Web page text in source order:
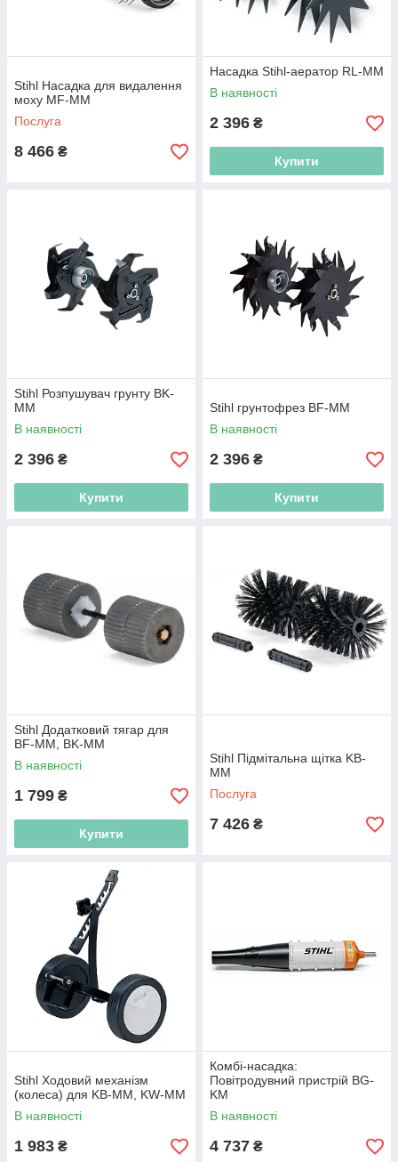
Stihl Насадка для видалення
моху MF-MM
Послуга
8 466 ₴
Насадка Stihl-аератор RL-MM
В наявності
2 396 ₴
Купити
Stihl Розпушувач грунту BK-
MM
В наявності
2 396 ₴
Купити
Stihl грунтофрез BF-MM
В наявності
2 396 ₴
Купити
Stihl Додатковий тягар для
BF-MM, BK-MM
В наявності
1 799 ₴
Купити
Stihl Підмітальна щітка KB-
MM
Послуга
7 426 ₴
Stihl Ходовий механізм
(колеса) для KB-MM, KW-MM
В наявності
1 983 ₴
Комбі-насадка:
Повітродувний пристрій BG-
KM
В наявності
4 737 ₴